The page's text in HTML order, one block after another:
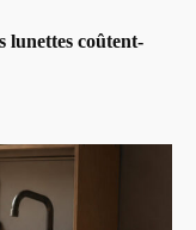
lunettes coûtent-